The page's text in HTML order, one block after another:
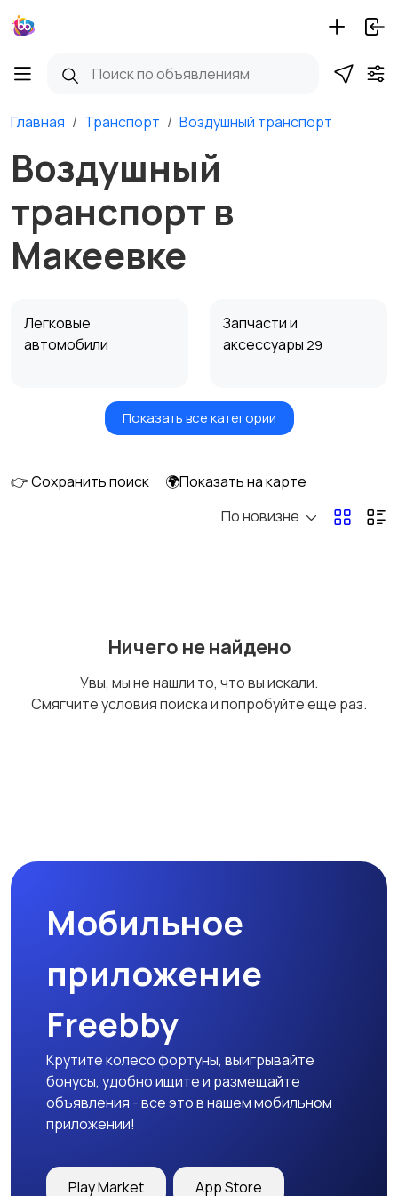
Главная Транспорт Воздушный транспорт
Воздушный
транспорт в
Макеевке
Легковые
автомобили
Запчасти и
аксессуары 29
Водный транспорт Автобусы и грузовики
Спецтехника
Показать все категории
👉 Сохранить поиск
🌍Показать на карте
По новизне
Ничего не найдено
Увы, мы не нашли то, что вы искали.
Смягчите условия поиска и попробуйте еще раз.
Мобильное
приложение
Freebby
Крутите колесо фортуны, выигрывайте
бонусы, удобно ищите и размещайте
объявления - все это в нашем мобильном
приложении!
Play Market App Store